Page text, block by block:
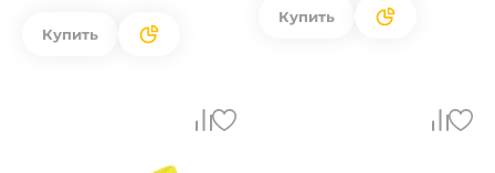
Купить
Купить